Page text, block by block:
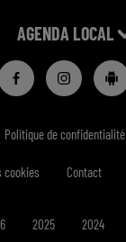
AGENDA LOCAL
Politique de confidentialité
cookies Contact
2025 2024